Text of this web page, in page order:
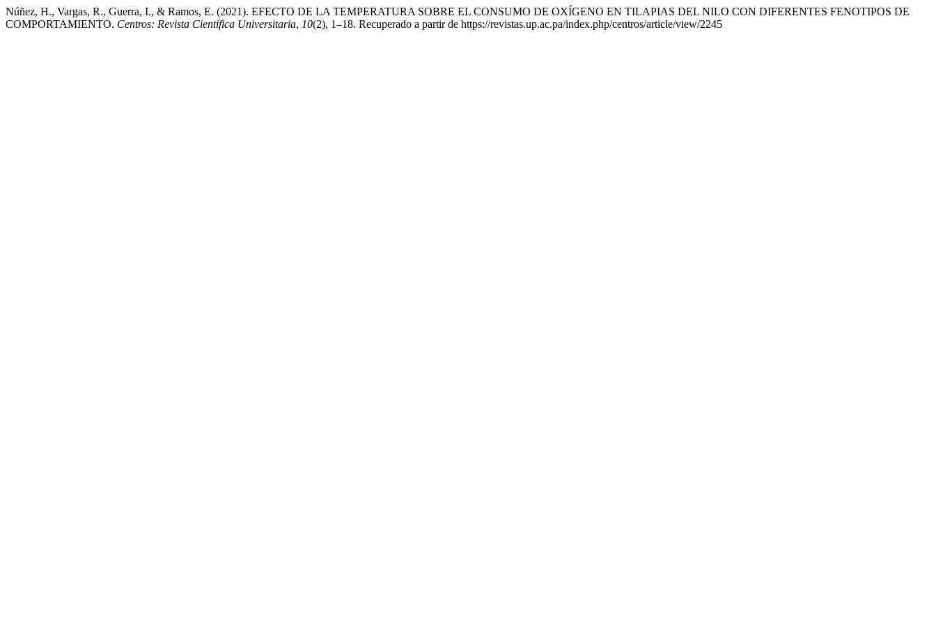
Núñez, H., Vargas, R., Guerra, I., & Ramos, E. (2021). EFECTO DE LA TEMPERATURA SOBRE EL CONSUMO DE OXÍGENO EN TILAPIAS DEL NILO CON DIFERENTES FENOTIPOS DE
COMPORTAMIENTO. Centros: Revista Científica Universitaria, 10(2), 1–18. Recuperado a partir de https://revistas.up.ac.pa/index.php/centros/article/view/2245